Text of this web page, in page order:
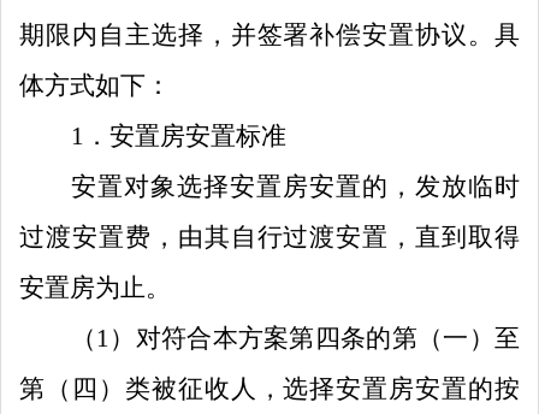
期限内自主选择，并签署补偿安置协议。具
体方式如下：
1 ． 安置房安置标准
安置对象选择安置房安置的，发放临时
过渡安置费，由其自行过渡安置，直到取得
安置房为止。
（ 1 ）对符合本方案第四条的第（一）至
第（四）类被征收人，选择安置房安置的按